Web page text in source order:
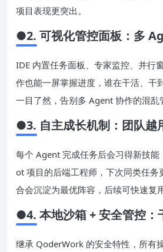
码，代码保留率从 80.31% 提升到
●2. 可视化管控面板：多
IDE 内置任务面板、专家监控、并行
作也能一屏掌握进度，谁在干活、干
●3. 自主成长机制：团队越
每个 Agent 完成任务后会习得新技
ot 项目的后端工程师，下次同类任务
●4. 本地沙箱 + 安全管控：